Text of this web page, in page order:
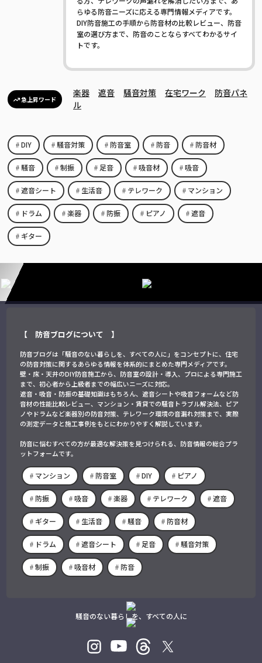
らゆる防音ニーズに応える専門情報メディアです。
DIY防音施工の手順から防音材の比較レビュー、防音
室の選び方まで、防音のことならすべてわかるサイ
トです。
急上昇ワード
楽器 遮音 騒音対策 在宅ワーク
防音パネ
ル
DIY 騒音対策 防音室 防音 防音材
騒音 制振 足音 吸音材 吸音
遮音シート 生活音 テレワーク マンション
ドラム 楽器 防振 ピアノ 遮音
ギター
【 防音ブログについて 】
防音ブログは「騒音のない暮らしを、すべての人に」をコンセプトに、住宅
の防音対策に関するあらゆる情報を体系的にまとめた専門メディアです。
壁・床・天井のDIY防音施工から、防音室の設計・導入、プロによる専門施工
まで、初心者から上級者までの幅広いニーズに対応。
遮音・吸音・防振の基礎知識はもちろん、遮音シートや吸音フォームなど防
音材の性能比較レビュー、マンション・賃貸での騒音トラブル解決法、ピア
ノやドラムなど楽器別の防音対策、テレワーク環境の音漏れ対策まで、実際
の測定データと施工事例をもとにわかりやすく解説しています。
防音に悩むすべての方が最適な解決策を見つけられる、防音情報の総合プラ
ットフォームです。
マンション 防音室 DIY ピアノ
防振 吸音 楽器 テレワーク 遮音
ギター 生活音 騒音 防音材
ドラム 遮音シート 足音 騒音対策
制振 吸音材 防音
騒音のない暮らしを、すべての人に